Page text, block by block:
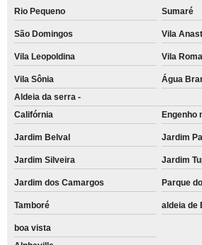
Rio Pequeno Sumaré
São Domingos Vila
Vila Leopoldina Vila
Vila Sônia
Água
Aldeia da serra -
Califórnia
Engenho
Jardim Belval Jardim
Jardim Silveira Jardim
Jardim dos Camargos Parque
Tamboré aldeia de
boa vista